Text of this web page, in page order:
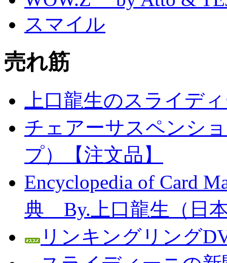
スマイル
売れ筋
上口龍生のスライデ
チェアーサスペンシ
プ）【注文品】
Encyclopedia of Card
典 By.上口龍生（日
リンキングリング